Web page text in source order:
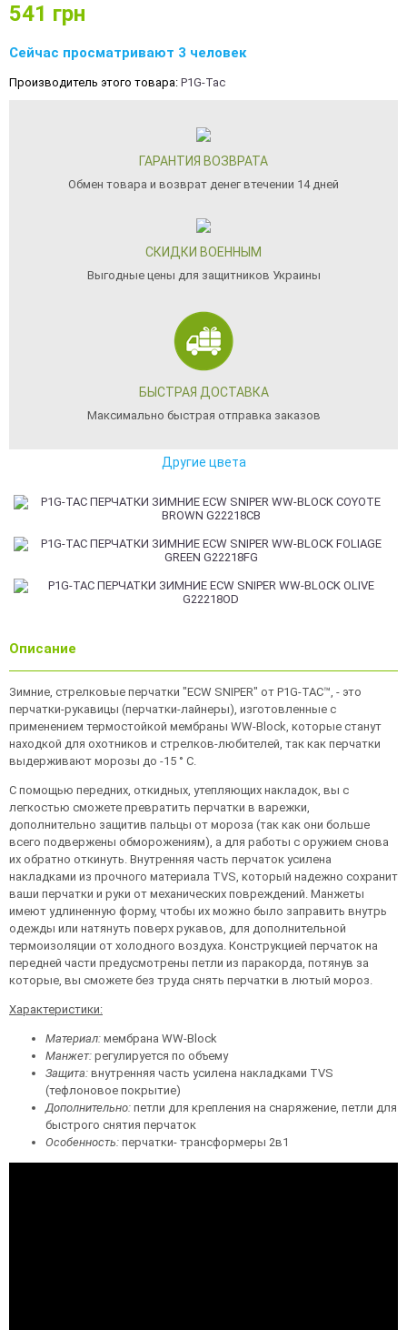
541 грн
Сейчас просматривают 3 человек
Производитель этого товара: P1G-Tac
ГАРАНТИЯ ВОЗВРАТА
Обмен товара и возврат денег втечении 14 дней
СКИДКИ ВОЕННЫМ
Выгодные цены для защитников Украины
БЫСТРАЯ ДОСТАВКА
Максимально быстрая отправка заказов
Другие цвета
Описание
Зимние, стрелковые перчатки "ECW SNIPER" от P1G-TAC™, - это
перчатки-рукавицы (перчатки-лайнеры), изготовленные с
применением термостойкой мембраны WW-Block, которые станут
находкой для охотников и стрелков-любителей, так как перчатки
выдерживают морозы до -15 ° С.
С помощью передних, откидных, утепляющих накладок, вы с
легкостью сможете превратить перчатки в варежки,
дополнительно защитив пальцы от мороза (так как они больше
всего подвержены обморожениям), а для работы с оружием снова
их обратно откинуть. Внутренняя часть перчаток усилена
накладками из прочного материала TVS, который надежно сохранит
ваши перчатки и руки от механических повреждений. Манжеты
имеют удлиненную форму, чтобы их можно было заправить внутрь
одежды или натянуть поверх рукавов, для дополнительной
термоизоляции от холодного воздуха. Конструкцией перчаток на
передней части предусмотрены петли из паракорда, потянув за
которые, вы сможете без труда снять перчатки в лютый мороз.
Характеристики:
Материал: мембрана WW-Block
Манжет: регулируется по объему
Защита: внутренняя часть усилена накладками TVS
(тефлоновое покрытие)
Дополнительно: петли для крепления на снаряжение, петли для
быстрого снятия перчаток
Особенность: перчатки- трансформеры 2в1